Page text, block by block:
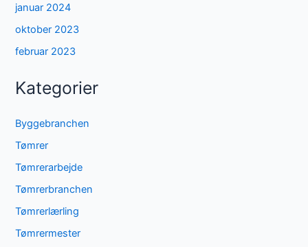
januar 2024
oktober 2023
februar 2023
Kategorier
Byggebranchen
Tømrer
Tømrerarbejde
Tømrerbranchen
Tømrerlærling
Tømrermester